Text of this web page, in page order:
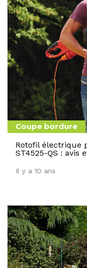
Coupe bordure
Rotofil électrique
ST4525-QS : avis
Il y a 10 ans